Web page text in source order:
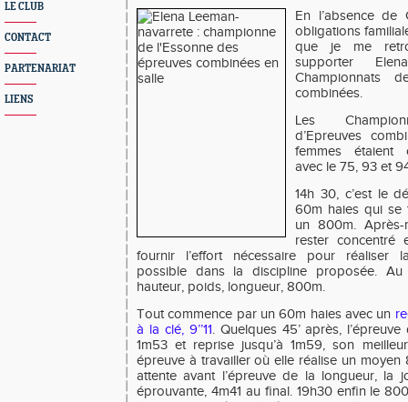
LE CLUB
CONTACT
PARTENARIAT
LIENS
En l’absence
obligations
que je me
supporter
Championnats
combinées.
Les
d’Epreuves
femmes étaient
avec le 75, 93 et
14h 30, c’est le
60m haies qui se
un 800m.
rester concentré
fournir l’effort nécessaire pour réaliser
possible dans la discipline proposée.
hauteur, poids, longueur, 800m.
Tout commence par un 60m haies avec un
à la clé, 9’’11. Quelques 45’ après,
1m53 et reprise jusqu’à 1m59, son
épreuve à travailler où elle réalise un moyen
attente avant l’épreuve de la longueur, la
éprouvante, 4m41 au final. 19h30 enfin le